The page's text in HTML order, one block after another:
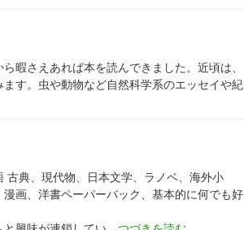
暇さえあれば本を読んできました。近頃は、
す。虫や動物など自然科学系のエッセイや紀
古典、現代物、日本文学、ラノベ、海外小
画、洋書ペーパーバック、基本的に何でも好